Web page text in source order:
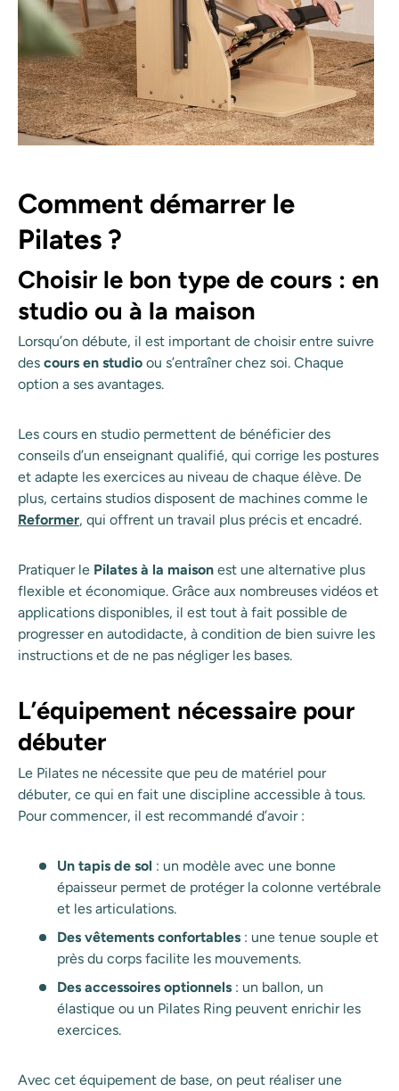
Comment démarrer le
Pilates ?
Choisir le bon type de cours : en
studio ou à la maison
Lorsqu’on débute, il est important de choisir entre suivre
des cours en studio ou s’entraîner chez soi. Chaque
option a ses avantages.
Les cours en studio permettent de bénéficier des
conseils d’un enseignant qualifié, qui corrige les postures
et adapte les exercices au niveau de chaque élève. De
plus, certains studios disposent de machines comme le
Reformer, qui offrent un travail plus précis et encadré.
Pratiquer le Pilates à la maison est une alternative plus
flexible et économique. Grâce aux nombreuses vidéos et
applications disponibles, il est tout à fait possible de
progresser en autodidacte, à condition de bien suivre les
instructions et de ne pas négliger les bases.
L’équipement nécessaire pour
débuter
Le Pilates ne nécessite que peu de matériel pour
débuter, ce qui en fait une discipline accessible à tous.
Pour commencer, il est recommandé d’avoir :
Un tapis de sol : un modèle avec une bonne
épaisseur permet de protéger la colonne vertébrale
et les articulations.
Des vêtements confortables : une tenue souple et
près du corps facilite les mouvements.
Des accessoires optionnels : un ballon, un
élastique ou un Pilates Ring peuvent enrichir les
exercices.
Avec cet équipement de base, on peut réaliser une